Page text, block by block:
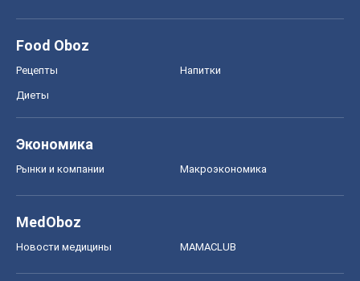
Food Oboz
Рецепты Напитки
Диеты
Экономика
Рынки и компании Mакроэкономика
MedOboz
Новости медицины MAMACLUB